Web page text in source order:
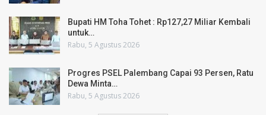
Bupati HM Toha Tohet : Rp127,27 Miliar Kembali
untuk…
Rabu, 5 Agustus 2026
Progres PSEL Palembang Capai 93 Persen, Ratu
Dewa Minta…
Rabu, 5 Agustus 2026